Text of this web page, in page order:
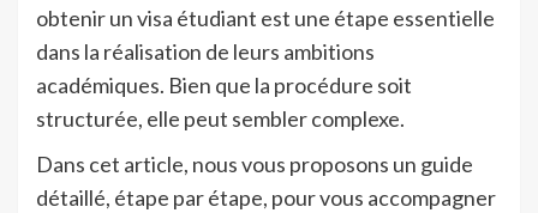
obtenir un visa étudiant est une étape essentielle
dans la réalisation de leurs ambitions
académiques. Bien que la procédure soit
structurée, elle peut sembler complexe.
Dans cet article, nous vous proposons un guide
détaillé, étape par étape, pour vous accompagner